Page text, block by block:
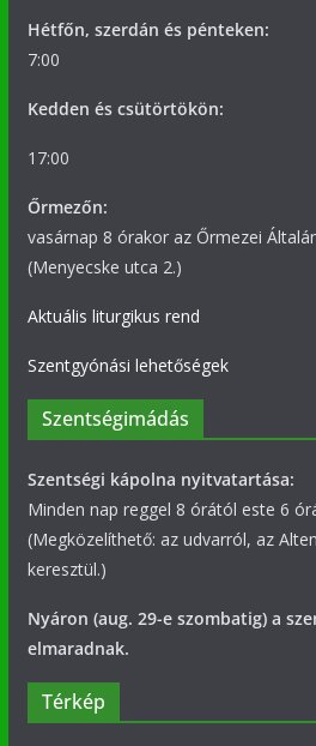
Hétfőn, szerdán és pénteken:
7:00
Kedden és csütörtökön:
17:00
Őrmezőn:
vasárnap 8 órakor az Őrmezei
(Menyecske utca 2.)
Aktuális liturgikus rend
Szentgyónási lehetőségek
Szentségimádás
Szentségi kápolna nyitvatartása:
Minden nap reggel 8 órától este 6
(Megközelíthető: az udvarról, az
keresztül.)
Nyáron (aug. 29-e szombatig) a
elmaradnak.
Térkép